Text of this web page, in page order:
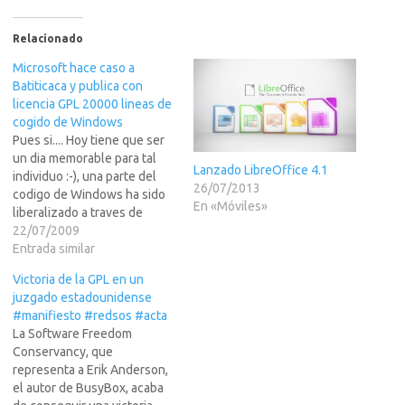
Relacionado
Microsoft hace caso a
Batiticaca y publica con
licencia GPL 20000 lineas de
cogido de Windows
Pues si.... Hoy tiene que ser
un dia memorable para tal
individuo :-), una parte del
codigo de Windows ha sido
liberalizado a traves de
CodePlex y ya esta
disponible bajo la licencia
Microsoft hasta hace
poco).Bueno sus pongo en
LEER MAS >>> la fuente
de…
22/07/2009
Entrada similar
Lanzado LibreOffice 4.1
26/07/2013
En «Móviles»
Victoria de la GPL en un
juzgado estadounidense
#manifiesto #redsos #acta
La Software Freedom
Conservancy, que
representa a Erik Anderson,
el autor de BusyBox, acaba